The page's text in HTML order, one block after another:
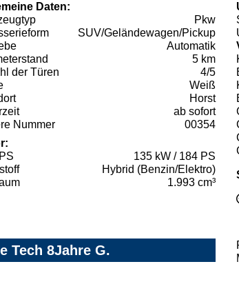
Daten:
Pkw
SUV/Geländewagen/Pickup
Automatik
5 km
der Türen
4/5
Weiß
Horst
ab sofort
Nummer
00354
135 kW / 184 PS
Hybrid (Benzin/Elektro)
1.993 cm³
Tech 8Jahre G.